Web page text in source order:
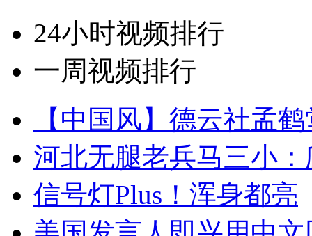
24小时视频排行
一周视频排行
【中国风】德云社孟
河北无腿老兵马三小
信号灯Plus！浑身都亮